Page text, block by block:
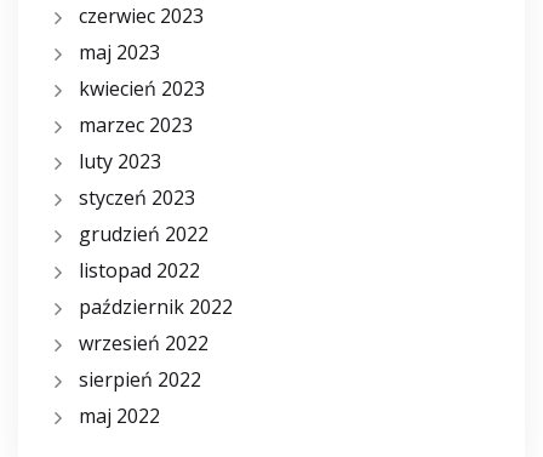
czerwiec 2023
maj 2023
kwiecień 2023
marzec 2023
luty 2023
styczeń 2023
grudzień 2022
listopad 2022
październik 2022
wrzesień 2022
sierpień 2022
maj 2022